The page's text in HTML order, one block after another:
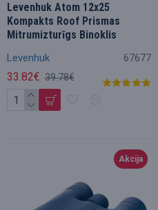
Levenhuk 67677
Levenhuk Atom 12x25
Kompakts Roof Prismas
Mitrumizturīgs Binoklis
33.82€ 39.78€
Akcija